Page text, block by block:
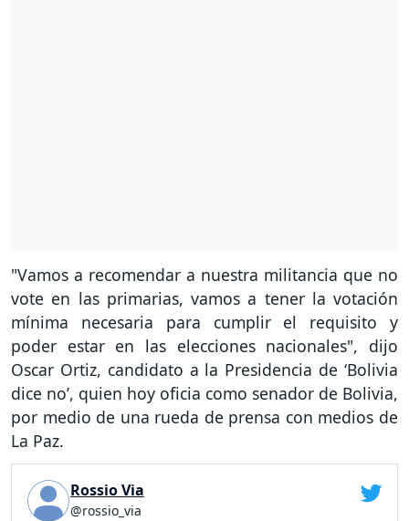
"Vamos a recomendar a nuestra militancia que no
vote en las primarias, vamos a tener la votación
mínima necesaria para cumplir el requisito y
poder estar en las elecciones nacionales", dijo
Oscar Ortiz, candidato a la Presidencia de ‘Bolivia
dice no’, quien hoy oficia como senador de Bolivia,
por medio de una rueda de prensa con medios de
La Paz.
Rossio Via
@rossio_via